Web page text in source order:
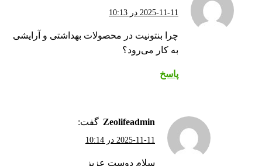
2025-11-11 در 10:13
چرا بنتونیت در محصولات بهداشتی و آرایشی
به کار می‌رود؟
پاسخ
zeolifeadmin گفت:
2025-11-11 در 10:14
سلام دوست عزیز